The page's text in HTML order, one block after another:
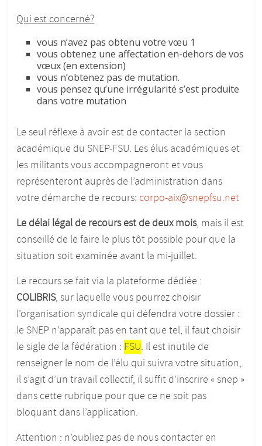
Qui est concerné?
vous n’avez pas obtenu votre vœu 1
vous obtenez une affectation en-dehors de vos
vœux (en extension)
vous n’obtenez pas de mutation.
vous pensez qu’une irrégularité s’est produite
dans votre mutation
Le seul réflexe à avoir est de contacter la section
académique du SNEP-FSU. Les élus académiques et
les militants vous accompagneront et vous
représenteront auprès de l’administration dans
votre démarche de recours: corpo-aix@snepfsu.net
Le délai légal de recours est de deux mois, mais il est
conseillé de le faire le plus tôt possible pour que la
situation soit examinée avant la mi-juillet.
Le recours se fait via la plateforme dédiée :
COLIBRIS, sur laquelle vous pourrez choisir
l’organisation syndicale qui défendra votre dossier :
le SNEP n’apparaît pas en tant que tel, il faut choisir
le sigle de la fédération : FSU. Il est inutile de
renseigner le nom de l’élu qui suivra votre situation,
il s’agit d’un travail collectif, il suffit d’inscrire « snep »
dans cette rubrique pour que ce ne soit pas
bloquant dans l’application.
Attention : n’oubliez pas de nous contacter en